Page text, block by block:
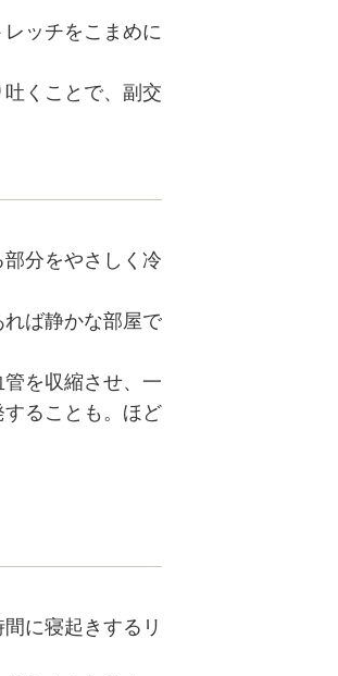
ッチをこまめに
くことで、副交
分をやさしく冷
れば静かな部屋で
管を収縮させ、一
ることも。ほど
に寝起きするリ